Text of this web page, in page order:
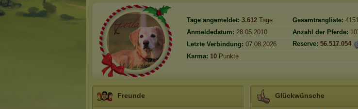
Tage angemeldet: 3.612 Tage Gesamtrangliste:
Anmeldedatum: 28.05.2010 Anzahl der Pferde:
Letzte Verbindung: 07.08.2026 Reserve: 56.517.054
Karma: 10 Punkte
Freunde Glückwünsche